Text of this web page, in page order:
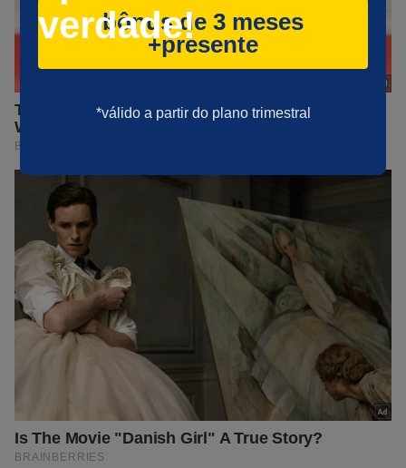
verdade!
bônus de 3 meses
+presente
*válido a partir do plano trimestral